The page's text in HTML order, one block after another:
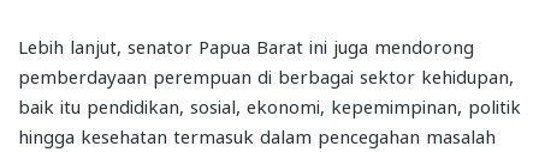
Lebih lanjut, senator Papua Barat ini juga mendorong
pemberdayaan perempuan di berbagai sektor kehidupan,
baik itu pendidikan, sosial, ekonomi, kepemimpinan, politik
hingga kesehatan termasuk dalam pencegahan masalah